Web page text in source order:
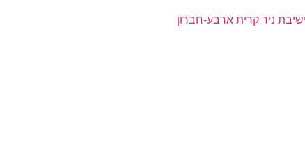
‏ישיבת ניר קרית ארבע-חברון‏